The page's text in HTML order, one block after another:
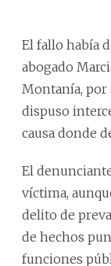
El fallo había
abogado
Montanía, por
dispuso
causa donde
El
víctima,
delito de
de hechos
funciones